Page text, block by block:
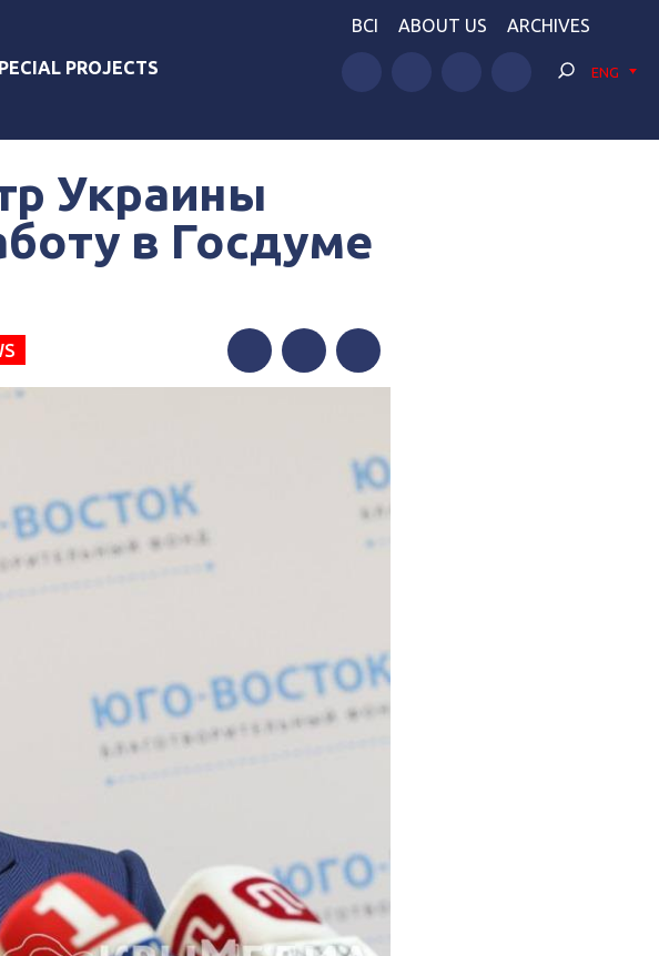
PROJECTS
BCI ABOUT US ARCHIVES
ENG
Украины
в Госдуме